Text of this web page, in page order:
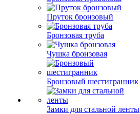
Пруток бронзовый
Бронзовая труба
Чушка бронзовая
Бронзовый шестигранник
Замки для стальной ленты